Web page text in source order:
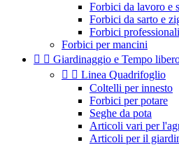
Forbici da lavoro e
Forbici da sarto e
Forbici professionali
Forbici per mancini
  Giardinaggio e Tempo
  Linea Quadrifoglio
Coltelli per innesto
Forbici per potare
Seghe da pota
Articoli vari per
Articoli per il